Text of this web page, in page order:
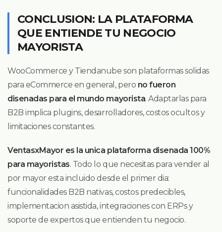
CONCLUSION: LA PLATAFORMA
QUE ENTIENDE TU NEGOCIO
MAYORISTA
WooCommerce y Tiendanube son plataformas solidas
para eCommerce en general, pero no fueron
disenadas para el mundo mayorista. Adaptarlas para
B2B implica plugins, desarrolladores, costos ocultos y
limitaciones constantes.
VentasxMayor es la unica plataforma disenada 100%
para mayoristas. Todo lo que necesitas para vender al
por mayor esta incluido desde el primer dia:
funcionalidades B2B nativas, costos predecibles,
implementacion asistida, integraciones con ERPs y
soporte de expertos que entienden tu negocio.